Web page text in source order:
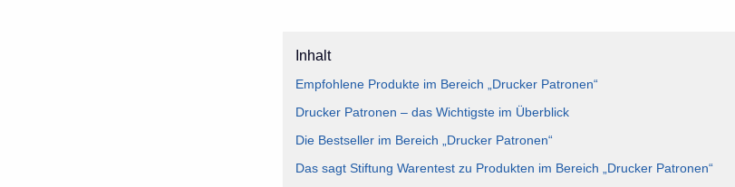
Inhalt
Empfohlene Produkte im Bereich „Drucker Patronen“
Drucker Patronen – das Wichtigste im Überblick
Die Bestseller im Bereich „Drucker Patronen“
Das sagt Stiftung Warentest zu Produkten im Bereich „Drucker Patronen“